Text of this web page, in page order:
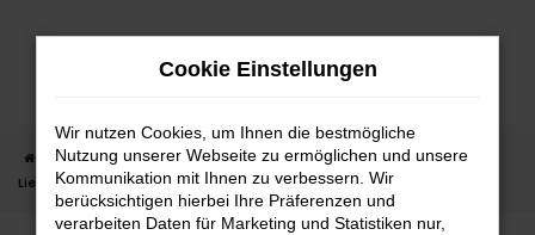
Zum
Startseite Reutlingen Suzuki
Suzuki Tageszulassung |
Lieferservice nach Reutlingen
Cookie Einstellungen
Wir nutzen Cookies, um Ihnen die bestmögliche
Nutzung unserer Webseite zu ermöglichen und unsere
Kommunikation mit Ihnen zu verbessern. Wir
berücksichtigen hierbei Ihre Präferenzen und
verarbeiten Daten für Marketing und Statistiken nur,